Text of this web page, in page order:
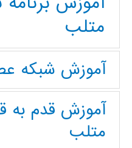
متلب
آموزش شبکه
آموزش قدم به
متلب